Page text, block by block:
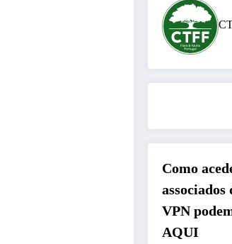
Como
VPN
AQUI